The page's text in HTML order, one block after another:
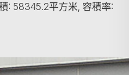
: 58345.2平方米, 容積率: